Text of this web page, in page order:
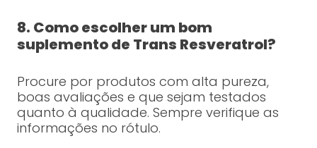
8. Como escolher um bom
suplemento de Trans Resveratrol?
Procure por produtos com alta pureza,
boas avaliações e que sejam testados
quanto à qualidade. Sempre verifique as
informações no rótulo.